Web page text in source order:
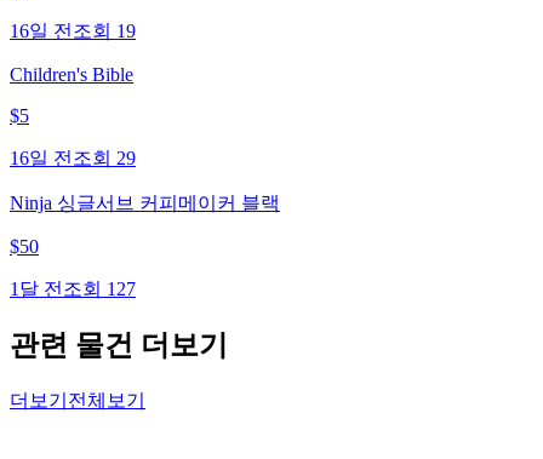
16일 전 조회 19
Children's Bible
$5
16일 전 조회 29
Ninja 싱글서브 커피메이커 블랙
$50
1달 전 조회 127
관련 물건 더보기
더보기 전체보기